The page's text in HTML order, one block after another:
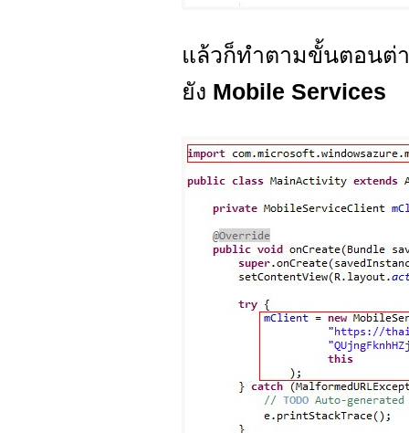
แล้วก็ทำตามขั้นตอนต่
ยัง Mobile Services